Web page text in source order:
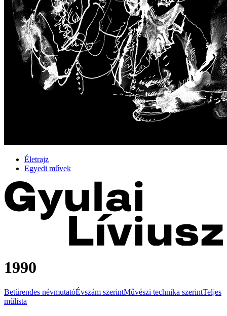
Életrajz
Egyedi művek
1990
Betűrendes névmutatóÉvszám szerintMűvészi technika szerintTeljes
műlista